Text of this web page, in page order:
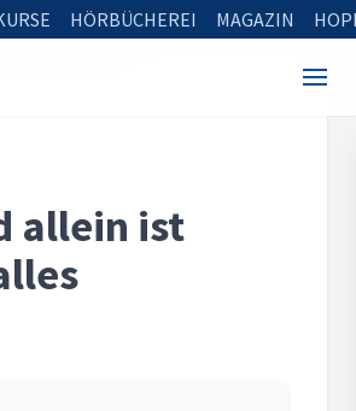
HÖRBÜCHEREI MAGAZIN
allein ist